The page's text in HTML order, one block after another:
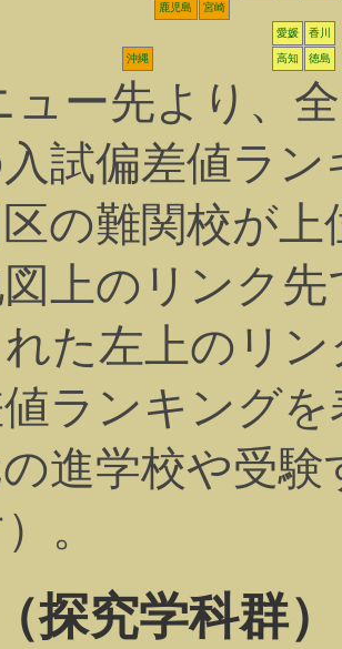
鹿児島 宮崎
愛媛 香川
沖縄 高知 徳島
ー先より、
試偏差値ラ
区の難関校が
上のリンク
た左上のリ
ランキング
の進学校や受
。
探究学科群）